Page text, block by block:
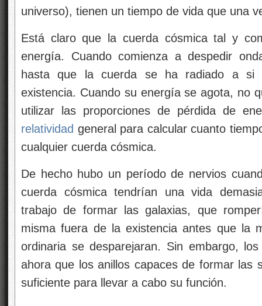
universo), tienen un tiempo de vida que una
Está claro que la cuerda cósmica tal y
energía. Cuando comienza a despedir
hasta que la cuerda se ha radiado a si
existencia. Cuando su energía se agota, no
utilizar las proporciones de pérdida de
relatividad general para calcular cuanto
cualquier cuerda cósmica.
De hecho hubo un período de nervios
cuerda cósmica tendrían una vida
trabajo de formar las galaxias, que
misma fuera de la existencia antes que la
ordinaria se desparejaran. Sin embargo,
ahora que los anillos capaces de formar las
suficiente para llevar a cabo su función.